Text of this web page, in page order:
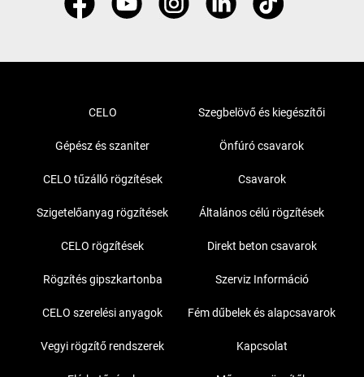
CELO Szegbelövő és kiegészítői
Gépész és szaniter Önfúró csavarok
CELO tűzálló rögzítések Csavarok
Szigetelőanyag rögzítések Általános célú rögzítések
CELO rögzítések Direkt beton csavarok
Rögzítés gipszkartonba Szerviz Információ
CELO szerelési anyagok Fém dűbelek és alapcsavarok
Vegyi rögzítő rendszerek Kapcsolat